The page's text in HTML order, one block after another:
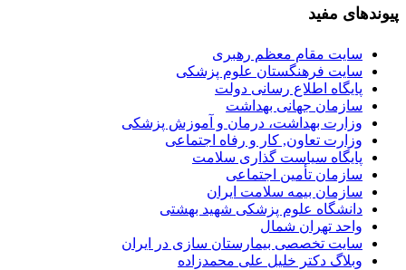
پیوندهای مفید
سایت مقام معظم رهبری
سایت فرهنگستان علوم پزشکی
پایگاه اطلاع رسانی دولت
سازمان جهانی بهداشت
وزارت بهداشت، درمان و آموزش پزشکی
وزارت تعاون, کار و رفاه اجتماعی
پایگاه سیاست گذاری سلامت
سازمان تأمین اجتماعی
سازمان بیمه سلامت ایران
دانشگاه علوم پزشکی شهید بهشتی
واحد تهران شمال
سایت تخصصی بیمارستان سازی در ایران
وبلاگ دکتر خلیل علی محمدزاده